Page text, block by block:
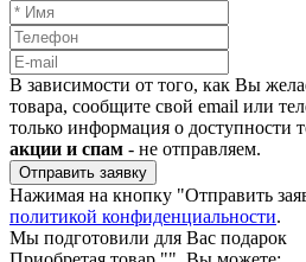
В зависимости от того, как Вы
товара, сообщите свой email или
только информация о доступности
акции и спам - не отправляем.
Отправить заявку
Нажимая на кнопку "Отправить
политикой конфиденциальности.
Мы подготовили для Вас подарок